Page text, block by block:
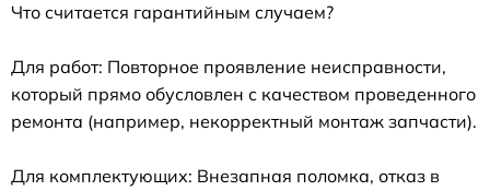
Что считается гарантийным случаем?
Для работ: Повторное проявление неисправности,
который прямо обусловлен с качеством проведенного
ремонта (например, некорректный монтаж запчасти).
Для комплектующих: Внезапная поломка, отказ в